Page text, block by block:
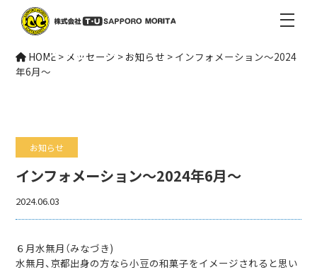
Message
メッセージ
HOME > メッセージ > お知らせ > インフォメーション～2024
年6月～
お知らせ
インフォメーション～2024年6月～
2024.06.03
６月水無月（みなづき)
水無月、京都出身の方なら小豆の和菓子をイメージされると思い